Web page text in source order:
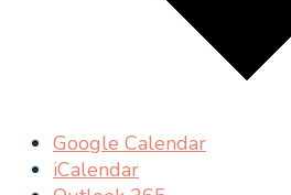
Google Calendar
iCalendar